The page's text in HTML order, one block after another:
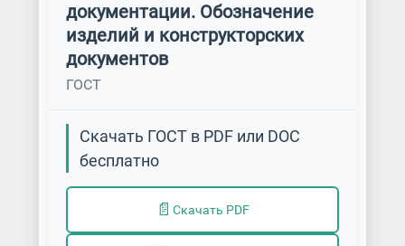
документации. Обозначение
изделий и конструкторских
документов
ГОСТ
Скачать ГОСТ в PDF или DOC
бесплатно
📄 Скачать PDF